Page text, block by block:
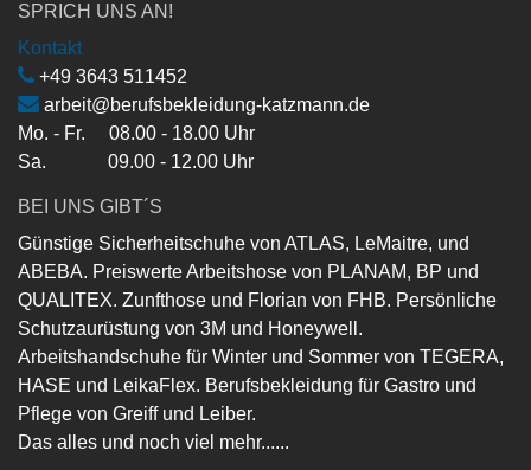
SPRICH UNS AN!
Kontakt
+49 3643 511452
arbeit@berufsbekleidung-katzmann.de
Mo. - Fr. 08.00 - 18.00 Uhr
Sa. 09.00 - 12.00 Uhr
BEI UNS GIBT´S
Günstige Sicherheitschuhe von ATLAS, LeMaitre, und
ABEBA. Preiswerte Arbeitshose von PLANAM, BP und
QUALITEX. Zunfthose und Florian von FHB. Persönliche
Schutzaurüstung von 3M und Honeywell.
Arbeitshandschuhe für Winter und Sommer von TEGERA,
HASE und LeikaFlex. Berufsbekleidung für Gastro und
Pflege von Greiff und Leiber.
Das alles und noch viel mehr......